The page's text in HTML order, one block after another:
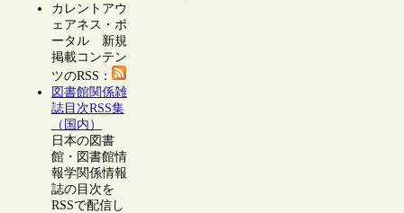
カレントアウ
ェアネス・ポ
ータル 新規
掲載コンテン
ツのRSS：
図書館関係雑
誌目次RSS集
（国内）
日本の図書
館・図書館情
報学関係情報
誌の目次を
RSSで配信し